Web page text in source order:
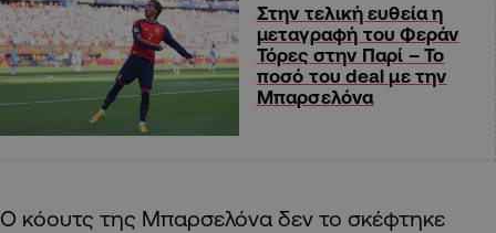
Στην τελική ευθεία η
μεταγραφή του Φεράν
Τόρες στην Παρί – Το
ποσό του deal με την
Μπαρσελόνα
Ο κόουτς της Μπαρσελόνα δεν το σκέφτηκε